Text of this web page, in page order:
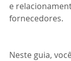
e
fornecedores.
Neste guia,